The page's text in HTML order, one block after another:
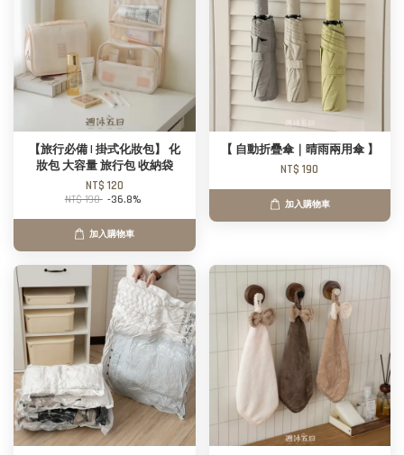
【旅行必備 | 掛式化妝包】 化
妝包 大容量 旅行包 收納袋
NT$ 120
NT$ 190 -36.8%
加入購物車
【 自動折疊傘｜晴雨兩用傘 】
NT$ 190
加入購物車